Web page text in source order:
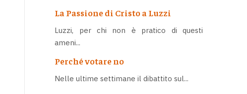
La Passione di Cristo a Luzzi
Luzzi, per chi non è pratico di questi
ameni...
Perché votare no
Nelle ultime settimane il dibattito sul...